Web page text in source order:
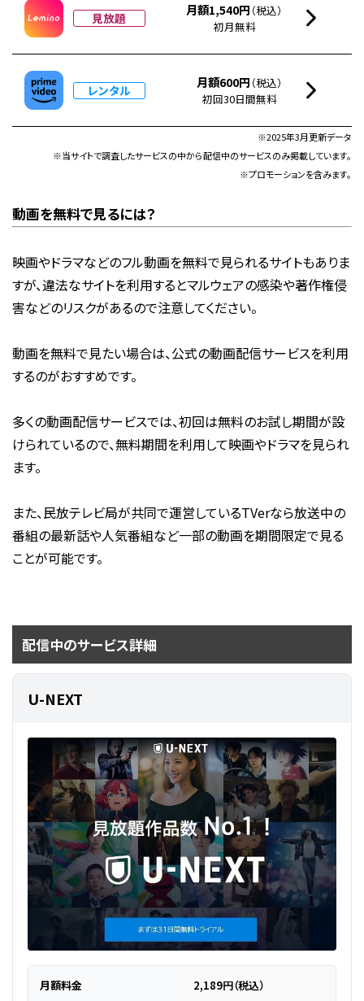
見放題 月額1,540円 （税込）
初月無料
レンタル 月額600円 （税込）
初回30日間無料
※2025年3月更新データ
※当サイトで調査したサービスの中から配信中のサービスのみ掲載しています。
※プロモーションを含みます。
動画を無料で見るには？
映画やドラマなどのフル動画を無料で見られるサイトもありま
すが、違法なサイトを利用するとマルウェアの感染や著作権侵
害などのリスクがあるので注意してください。
動画を無料で見たい場合は、公式の動画配信サービスを利用
するのがおすすめです。
多くの動画配信サービスでは、初回は無料のお試し期間が設
けられているので、無料期間を利用して映画やドラマを見られ
ます。
また、民放テレビ局が共同で運営しているTVerなら放送中の
番組の最新話や人気番組など一部の動画を期間限定で見る
ことが可能です。
配信中のサービス詳細
U-NEXT
月額料金 2,189円（税込）